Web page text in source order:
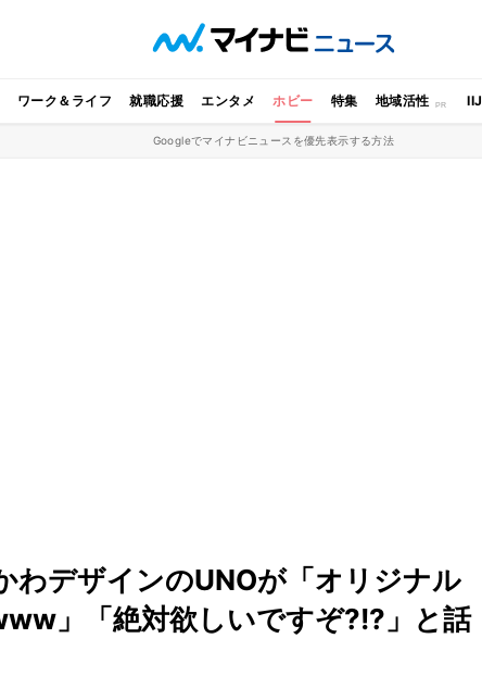
ワーク＆ライフ 就職応援 エンタメ ホビー 特集 地域活性 IIJ
Googleでマイナビニュースを優先表示する方法
わデザインのUNOが「オリジナル
」「絶対欲しいですぞ?!?」と話